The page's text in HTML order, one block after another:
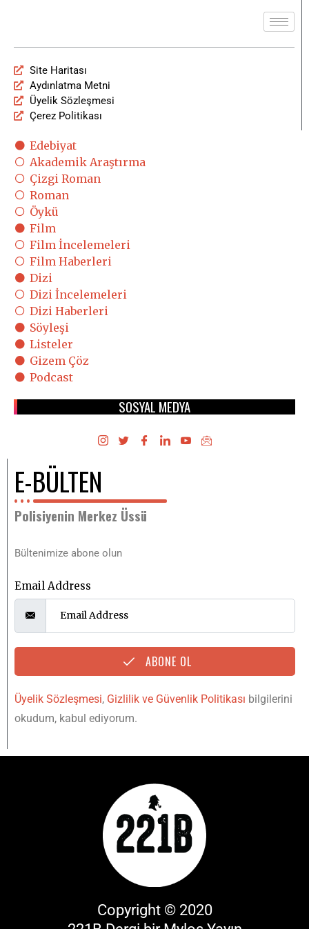
Site Haritası
Aydınlatma Metni
Üyelik Sözleşmesi
Çerez Politikası
Edebiyat
Akademik Araştırma
Çizgi Roman
Roman
Öykü
Film
Film İncelemeleri
Film Haberleri
Dizi
Dizi İncelemeleri
Dizi Haberleri
Söyleşi
Listeler
Gizem Çöz
Podcast
SOSYAL MEDYA
E-BÜLTEN
Polisiyenin Merkez Üssü
Bültenimize abone olun
Email Address
ABONE OL
Üyelik Sözleşmesi, Gizlilik ve Güvenlik Politikası bilgilerini
okudum, kabul ediyorum.
Copyright © 2020